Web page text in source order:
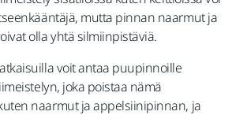
mutta pinnan naarmut ja
olla yhtä silmiinpistäviä.
voit antaa puupinnoille
joka poistaa nämä
naarmut ja appelsiinipinnan, ja